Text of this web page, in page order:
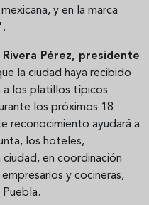
y en la marca
.
Rivera Pérez, presidente
la ciudad haya recibido
a los platillos típicos
los próximos 18
reconocimiento ayudará a
los hoteles,
en coordinación
y cocineras,